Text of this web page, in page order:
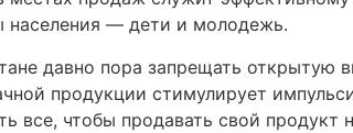
населения — дети и молодежь.
давно пора запрещать открытую
продукции стимулирует
все, чтобы продавать свой